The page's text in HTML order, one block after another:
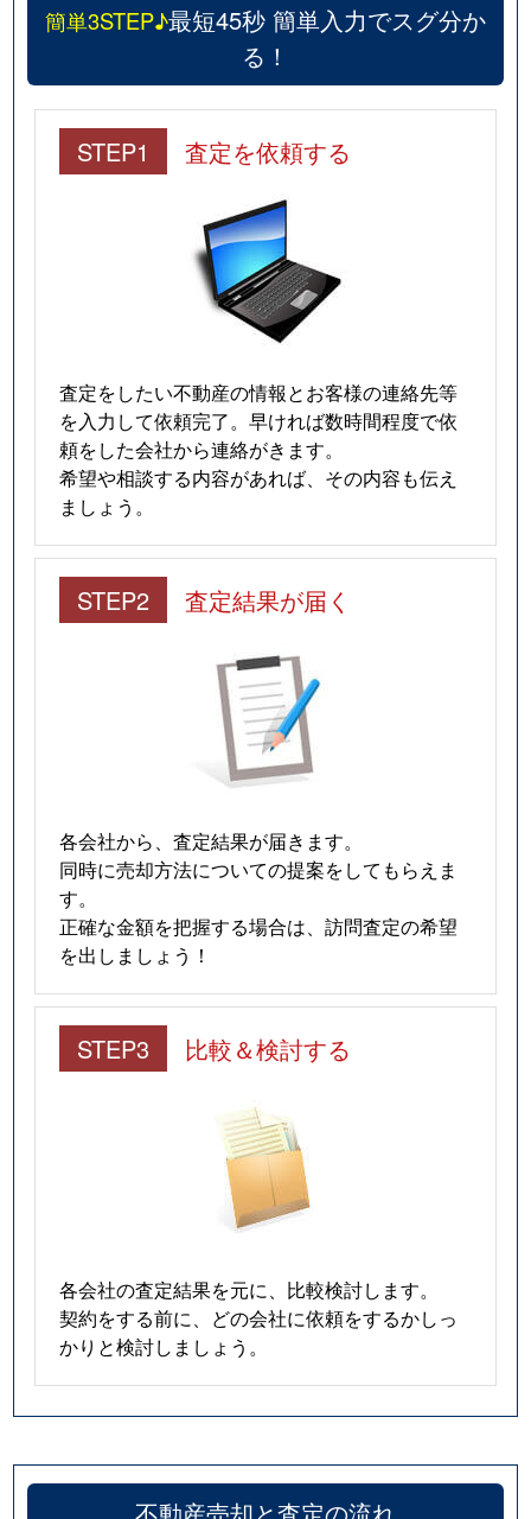
簡単3STEP♪最短45秒 簡単入力でスグ分か
る！
STEP1 査定を依頼する
査定をしたい不動産の情報とお客様の連絡先等
を入力して依頼完了。早ければ数時間程度で依
頼をした会社から連絡がきます。
希望や相談する内容があれば、その内容も伝え
ましょう。
STEP2 査定結果が届く
各会社から、査定結果が届きます。
同時に売却方法についての提案をしてもらえま
す。
正確な金額を把握する場合は、訪問査定の希望
を出しましょう！
STEP3 比較＆検討する
各会社の査定結果を元に、比較検討します。
契約をする前に、どの会社に依頼をするかしっ
かりと検討しましょう。
不動産売却と査定の流れ